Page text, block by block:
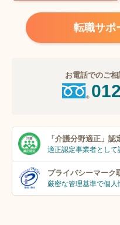
転職サポ
お電話でのご
「介護分野適正」 認
適正認定事業者として
プライバシーマーク
厳密な管理基準で個人